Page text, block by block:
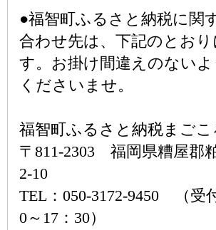
●福智町ふるさと納税に関
合わせ先は、下記のとおり
す。お掛け間違えのない
くださいませ。
福智町ふるさと納税まごこ
〒811-2303 福岡県糟屋郡
2-10
TEL：050-3172-9450 （
0～17：30）